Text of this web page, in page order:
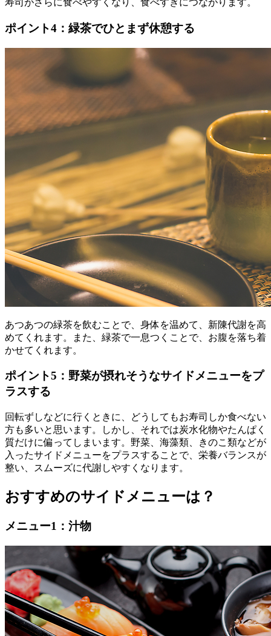
寿司がさらに食べやすくなり、食べすぎにつながります。
ポイント4：緑茶でひとまず休憩する
あつあつの緑茶を飲むことで、身体を温めて、新陳代謝を高
めてくれます。また、緑茶で一息つくことで、お腹を落ち着
かせてくれます。
ポイント5：野菜が摂れそうなサイドメニューをプ
ラスする
回転ずしなどに行くときに、どうしてもお寿司しか食べない
方も多いと思います。しかし、それでは炭水化物やたんぱく
質だけに偏ってしまいます。野菜、海藻類、きのこ類などが
入ったサイドメニューをプラスすることで、栄養バランスが
整い、スムーズに代謝しやすくなります。
おすすめのサイドメニューは？
メニュー1：汁物